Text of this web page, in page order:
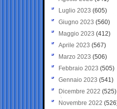
Luglio 2023 (605)
Giugno 2023 (560)
Maggio 2023 (412)
Aprile 2023 (567)
Marzo 2023 (506)
Febbraio 2023 (505)
Gennaio 2023 (541)
Dicembre 2022 (525)
Novembre 2022